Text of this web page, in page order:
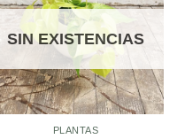
SIN EXISTENCIAS
PLANTAS